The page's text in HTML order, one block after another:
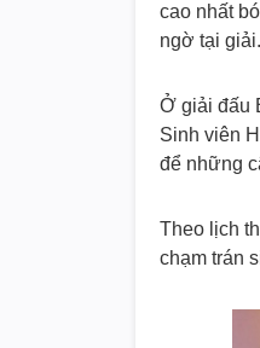
cao nhất
ngờ tại giải.
Ở giải đấu
Sinh viên
để những
Theo lịch
chạm trán